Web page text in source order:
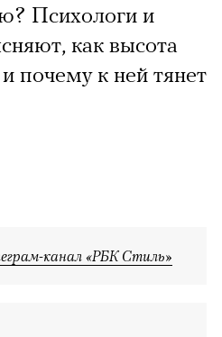
Психологи и
как высота
почему к ней тянет
канал «РБК Стиль»